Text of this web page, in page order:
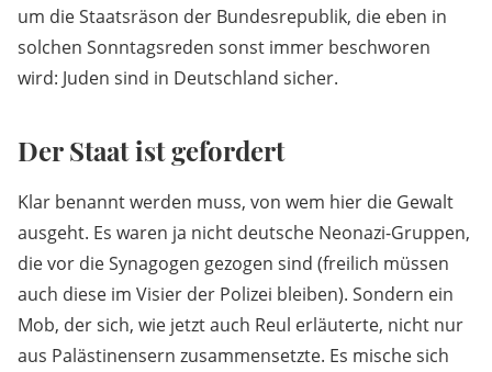
um die Staatsräson der Bundesrepublik, die eben in
solchen Sonntagsreden sonst immer beschworen
wird: Juden sind in Deutschland sicher.
Der Staat ist gefordert
Klar benannt werden muss, von wem hier die Gewalt
ausgeht. Es waren ja nicht deutsche Neonazi-Gruppen,
die vor die Synagogen gezogen sind (freilich müssen
auch diese im Visier der Polizei bleiben). Sondern ein
Mob, der sich, wie jetzt auch Reul erläuterte, nicht nur
aus Palästinensern zusammensetzte. Es mische sich